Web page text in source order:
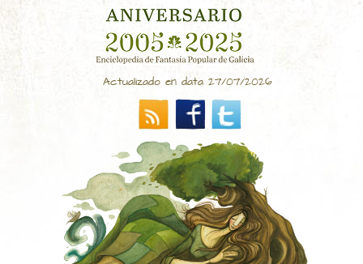
Actualizado en data 27/07/2026